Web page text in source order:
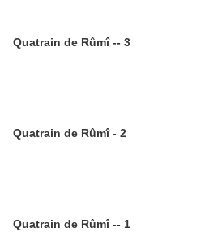
Quatrain de Rûmî -- 3
Quatrain de Rûmî - 2
Quatrain de Rûmî -- 1